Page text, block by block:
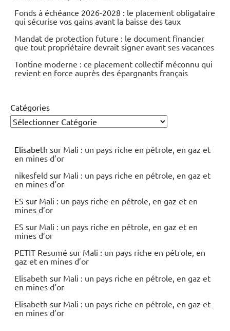
Fonds à échéance 2026-2028 : le placement obligataire
qui sécurise vos gains avant la baisse des taux
Mandat de protection future : le document financier
que tout propriétaire devrait signer avant ses vacances
Tontine moderne : ce placement collectif méconnu qui
revient en force auprès des épargnants français
Catégories
Elisabeth sur Mali : un pays riche en pétrole, en gaz et
en mines d’or
nikesfeld sur Mali : un pays riche en pétrole, en gaz et
en mines d’or
ES sur Mali : un pays riche en pétrole, en gaz et en
mines d’or
ES sur Mali : un pays riche en pétrole, en gaz et en
mines d’or
PETIT Resumé sur Mali : un pays riche en pétrole, en
gaz et en mines d’or
Elisabeth sur Mali : un pays riche en pétrole, en gaz et
en mines d’or
Elisabeth sur Mali : un pays riche en pétrole, en gaz et
en mines d’or